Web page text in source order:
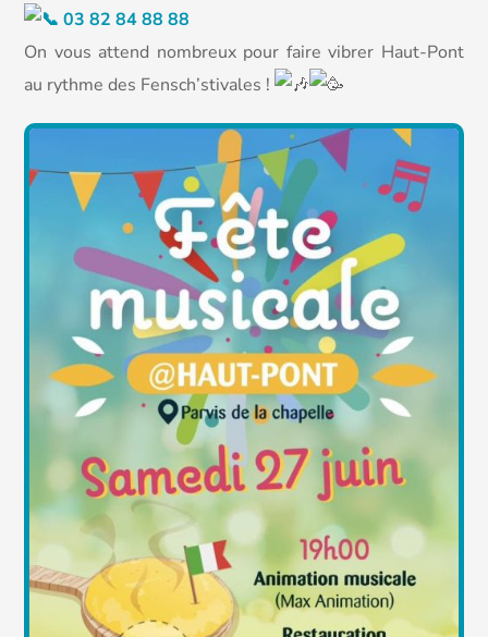
03 82 84 88 88
On vous attend nombreux pour faire vibrer Haut-Pont
au rythme des Fensch’stivales !